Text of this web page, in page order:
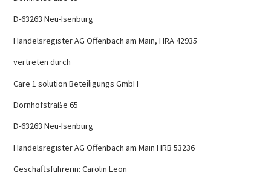
D-63263 Neu-Isenburg
Handelsregister AG Offenbach am Main, HRA 42935
vertreten durch
Care 1 solution Beteiligungs GmbH
Dornhofstraße 65
D-63263 Neu-Isenburg
Handelsregister AG Offenbach am Main HRB 53236
Geschäftsführerin: Carolin Leon